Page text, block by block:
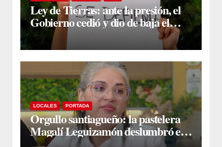
Ley de Tierras: ante la presión, el
Gobierno cedió y dio de baja el
capítulo de la polémica
LOCALES PORTADA
Orgullo santiagueño: la pastelera
Magalí Leguizamón deslumbró en
Canal 13 con su torta “Caraguay” y